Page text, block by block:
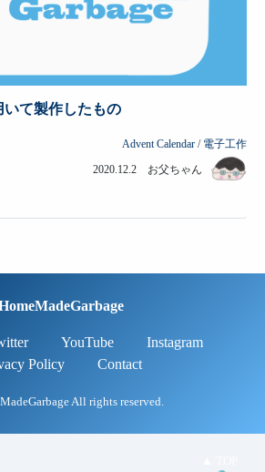
て製作したもの
Advent Calendar / 電子工作
2020.12.2 お父ちゃん
YouTube
Instagram
Policy
Contact
All rights reserved.